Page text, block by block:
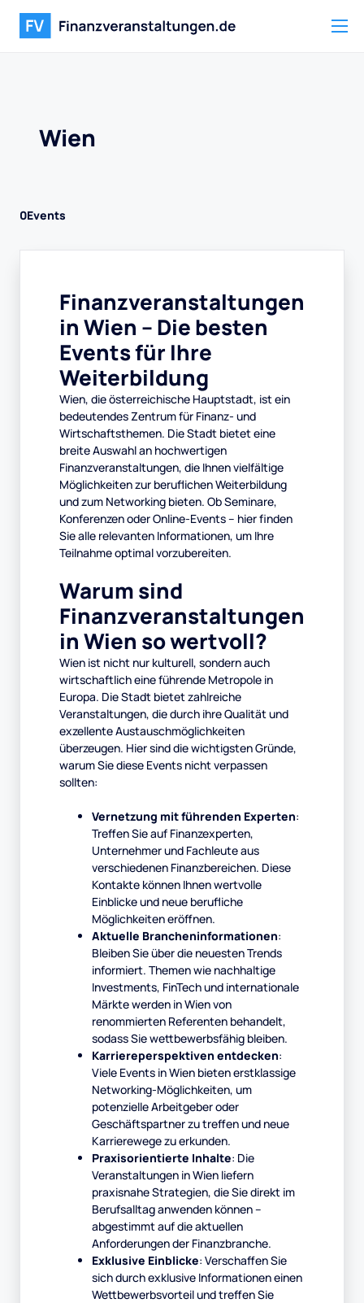
Wien
0Events
Finanzveranstaltungen
in Wien – Die besten
Events für Ihre
Weiterbildung
Wien, die österreichische Hauptstadt, ist ein
bedeutendes Zentrum für Finanz- und
Wirtschaftsthemen. Die Stadt bietet eine
breite Auswahl an hochwertigen
Finanzveranstaltungen, die Ihnen vielfältige
Möglichkeiten zur beruflichen Weiterbildung
und zum Networking bieten. Ob Seminare,
Konferenzen oder Online-Events – hier finden
Sie alle relevanten Informationen, um Ihre
Teilnahme optimal vorzubereiten.
Warum sind
Finanzveranstaltungen
in Wien so wertvoll?
Wien ist nicht nur kulturell, sondern auch
wirtschaftlich eine führende Metropole in
Europa. Die Stadt bietet zahlreiche
Veranstaltungen, die durch ihre Qualität und
exzellente Austauschmöglichkeiten
überzeugen. Hier sind die wichtigsten Gründe,
warum Sie diese Events nicht verpassen
sollten:
Vernetzung mit führenden Experten:
Treffen Sie auf Finanzexperten,
Unternehmer und Fachleute aus
verschiedenen Finanzbereichen. Diese
Kontakte können Ihnen wertvolle
Einblicke und neue berufliche
Möglichkeiten eröffnen.
Aktuelle Brancheninformationen:
Bleiben Sie über die neuesten Trends
informiert. Themen wie nachhaltige
Investments, FinTech und internationale
Märkte werden in Wien von
renommierten Referenten behandelt,
sodass Sie wettbewerbsfähig bleiben.
Karriereperspektiven entdecken:
Viele Events in Wien bieten erstklassige
Networking-Möglichkeiten, um
potenzielle Arbeitgeber oder
Geschäftspartner zu treffen und neue
Karrierewege zu erkunden.
Praxisorientierte Inhalte: Die
Veranstaltungen in Wien liefern
praxisnahe Strategien, die Sie direkt im
Berufsalltag anwenden können –
abgestimmt auf die aktuellen
Anforderungen der Finanzbranche.
Exklusive Einblicke: Verschaffen Sie
sich durch exklusive Informationen einen
Wettbewerbsvorteil und treffen Sie